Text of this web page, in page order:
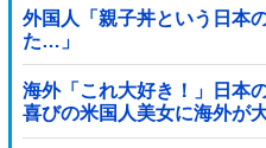
外国人「親子丼という日本
た…」
海外「これ大好き！」日本
喜びの米国人美女に海外が